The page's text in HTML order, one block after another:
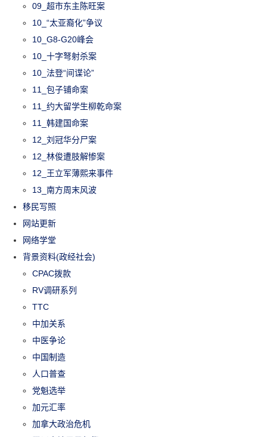
09_超市东主陈旺案
10_“太亚裔化”争议
10_G8-G20峰会
10_十字弩射杀案
10_法登“间谍论”
11_包子铺命案
11_约大留学生柳乾命案
11_韩建国命案
12_刘冠华分尸案
12_林俊遭肢解惨案
12_王立军薄熙来事件
13_南方周末风波
移民写照
网站更新
网络学堂
背景资料(政经社会)
CPAC拨款
RV调研系列
TTC
中加关系
中医争论
中国制造
人口普查
党魁选举
加元汇率
加拿大政治危机